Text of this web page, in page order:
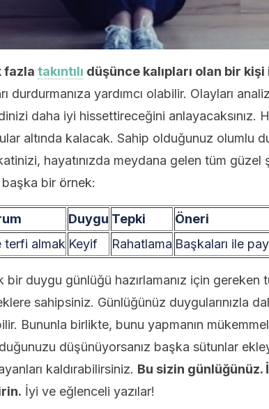
fazla takıntılı düşünce kalıpları olan bir kişi
durdurmanıza yardımcı olabilir. Olayları
daha iyi hissettireceğini anlayacaksınız.
altında kalacak. Sahip olduğunuz olumlu
hayatınızda meydana gelen tüm güzel
bir örnek:
Duygu Tepki
Öneri
terfi almak Keyif Rahatlama Başkaları ile
bir duygu günlüğü hazırlamanız için gereken
sahipsiniz. Günlüğünüz duygularınızla
Bununla birlikte, bunu yapmanın
düşünüyorsanız başka sütunlar
kaldırabilirsiniz. Bu sizin günlüğünüz.
İyi ve eğlenceli yazılar!